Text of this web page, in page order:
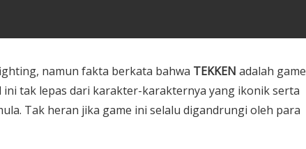
namun fakta berkata bahwa TEKKEN adalah game
ini tak lepas dari karakter-karakternya yang ikonik serta
Tak heran jika game ini selalu digandrungi oleh para